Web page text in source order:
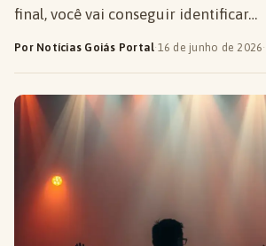
final, você vai conseguir identificar…
Por Notícias Goiás Portal·16 de junho de 2026·